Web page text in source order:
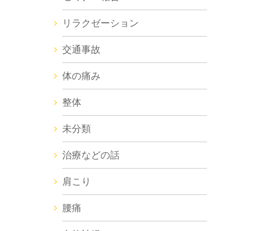
リラクゼーション
交通事故
体の痛み
整体
未分類
治療などの話
肩こり
腰痛